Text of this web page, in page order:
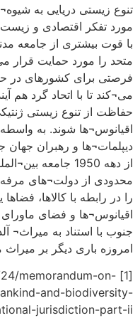
تنوع زیستی دریایی به
مورد تفکر اقتصادی و
با قوت بیشتری از جامعه
متحد را مورد حمایت قرار
فرصتی برای کشورهای در
حفاظت از تنوع زیستی
اقیانوس¬ها شوند. به واسطه
از دهه 1950 جامعه
محدودی از دولت¬های
را در رابطه با کالاها،
اقیانوس¬ها و فضای
جنوب با استناد به میراث¬
امروزه باری دیگر بر
24/memorandum-on-
and-biodiversity-
jurisdiction-part-ii/